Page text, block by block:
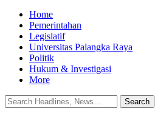
Home
Pemerintahan
Legislatif
Universitas Palangka Raya
Politik
Hukum & Investigasi
More